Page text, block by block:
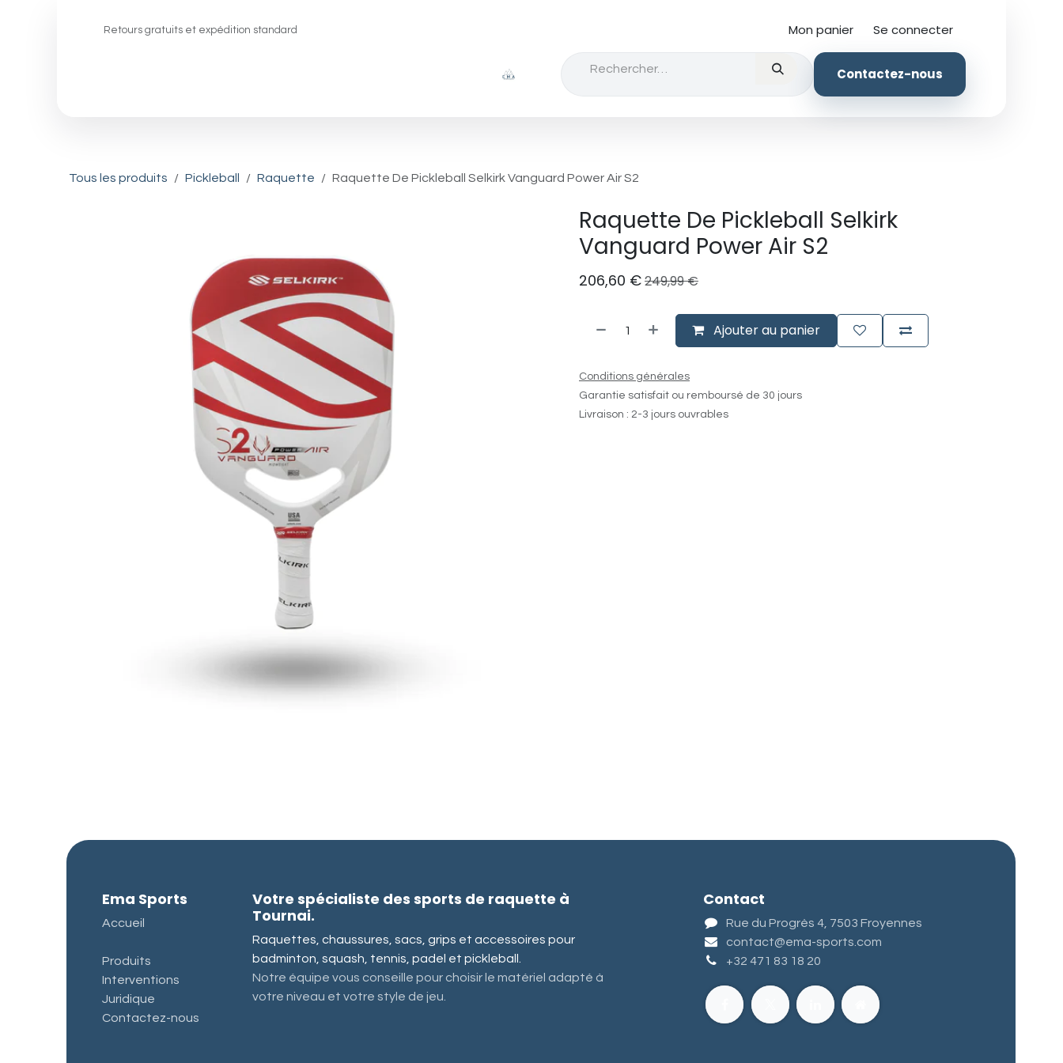
Retours gratuits et expédition standard Mon panier Se connecter
Escalade Tennis Chaussure Vêtements Contactez-nous
Tous les produits Pickleball Raquette Raquette De Pickleball Selkirk Vanguard Power Air S2
Raquette De Pickleball Selkirk
Vanguard Power Air S2
206,60 €249,99€
Ajouter au panier
Conditions générales
Garantie satisfait ou remboursé de 30 jours
Livraison : 2-3 jours ouvrables
Ema Sports
Accueil
Produits
Interventions
Juridique
Contactez-nous
Votre spécialiste des sports de raquette à
Tournai.
Raquettes, chaussures, sacs, grips et accessoires pour
badminton, squash, tennis, padel et pickleball.
Notre équipe vous conseille pour choisir le matériel adapté à
votre niveau et votre style de jeu.
Contact
Rue du Progrès 4, 7503 Froyennes
contact@ema-sports.com
+32 471 83 18 20